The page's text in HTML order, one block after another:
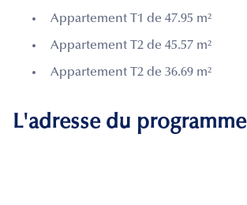
Appartement T1 de 47.95 m²
Appartement T2 de 45.57 m²
Appartement T2 de 36.69 m²
L'adresse du programme